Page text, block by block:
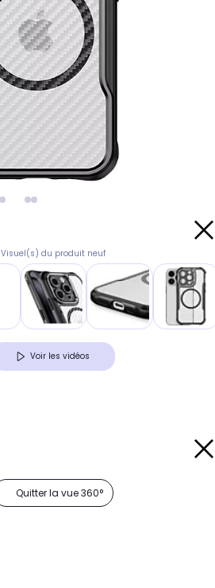
Visuel(s) du produit neuf
Voir les vidéos
Quitter la vue 360°